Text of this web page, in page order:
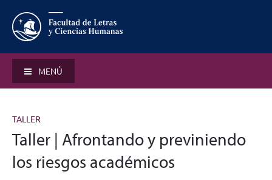
MENÚ
TALLER
Taller | Afrontando y previniendo
los riesgos académicos